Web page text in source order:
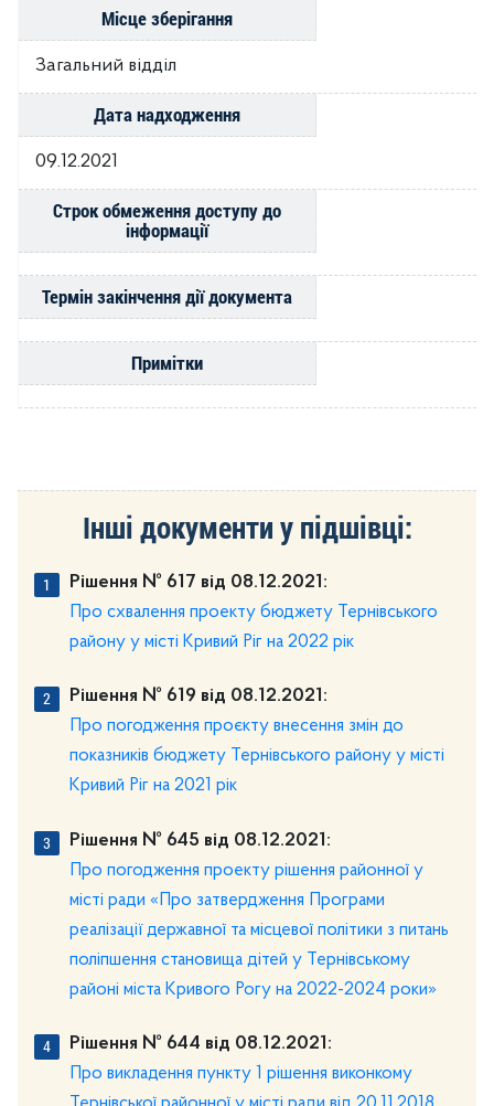
Місце зберігання
Загальний відділ
Дата надходження
09.12.2021
Строк обмеження доступу до
інформації
Термін закінчення дії документа
Примітки
Інші документи у підшівці:
Рішення № 617 від 08.12.2021:
Про схвалення проекту бюджету Тернівського
району у місті Кривий Ріг на 2022 рік
Рішення № 619 від 08.12.2021:
Про погодження проєкту внесення змін до
показників бюджету Тернівського району у місті
Кривий Ріг на 2021 рік
Рішення № 645 від 08.12.2021:
Про погодження проекту рішення районної у
місті ради «Про затвердження Програми
реалізації державної та місцевої політики з питань
поліпшення становища дітей у Тернівському
районі міста Кривого Рогу на 2022-2024 роки»
Рішення № 644 від 08.12.2021:
Про викладення пункту 1 рішення виконкому